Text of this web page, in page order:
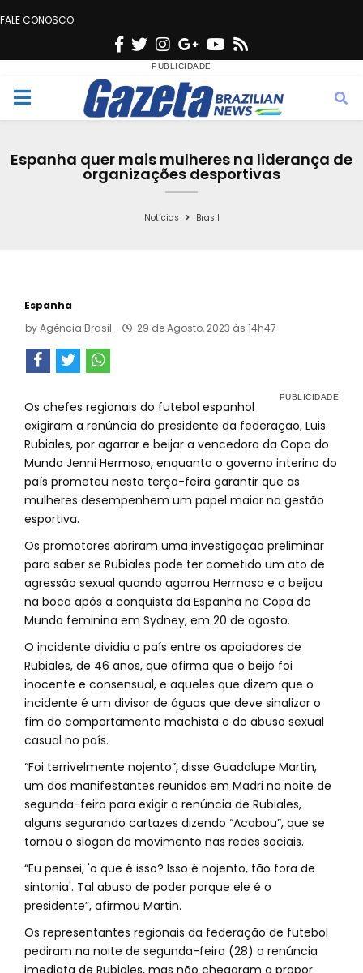
FALE CONOSCO
F
c
e
o
T
w
i
t
e
n
s
t
g
r
a
G
o
o
g
e
Y
u
t
b
s
M
Espanha quer mais mulheres na liderança de
organizações desportivas
Notícias Brasil
Espanha
byAgência Brasil 29 de Agosto, 2023 às 14h47
Os chefes regionais do futebol espanhol
exigiram a renúncia do presidente da federação, Luis
Rubiales, por agarrar e beijar a vencedora da Copa do
Mundo Jenni Hermoso, enquanto o governo interino do
país prometeu nesta terça-feira garantir que as
mulheres desempenhem um papel maior na gestão
esportiva.
Os promotores abriram uma investigação preliminar
para saber se Rubiales pode ter cometido um ato de
agressão sexual quando agarrou Hermoso e a beijou
na boca após a conquista da Espanha na Copa do
Mundo feminina em Sydney, em 20 de agosto.
O incidente dividiu o país entre os apoiadores de
Rubiales, de 46 anos, que afirma que o beijo foi
inocente e consensual, e aqueles que dizem que o
incidente é um divisor de águas que deve sinalizar o
fim do comportamento machista e do abuso sexual
casual no país.
“Foi terrivelmente nojento”, disse Guadalupe Martin,
um dos manifestantes reunidos em Madri na noite de
segunda-feira para exigir a renúncia de Rubiales,
alguns segurando cartazes dizendo “Acabou”, que se
tornou o slogan do movimento nas redes sociais.
“Eu pensei, 'o que é isso? Isso é nojento, tão fora de
sintonia'. Tal abuso de poder porque ele é o
presidente”, afirmou Martin.
Os representantes regionais da federação de futebol
pediram na noite de segunda-feira (28) a renúncia
imediata de Rubiales, mas não chegaram a propor